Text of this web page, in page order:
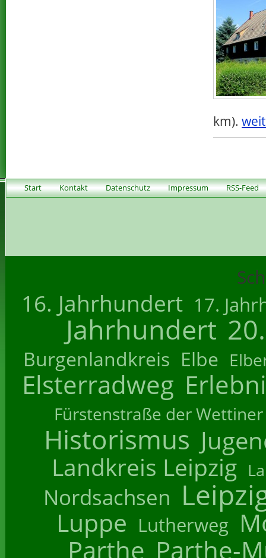
km).
Start Kontakt Datenschutz Impressum RSS-Feed
16. Jahrhundert 17.
Jahrhundert
Burgenlandkreis Elbe
Elsterradweg
Fürstenstraße der Wettiner
Historismus
Landkreis Leipzig
Nordsachsen
Luppe Lutherweg
Parthe Parthe-